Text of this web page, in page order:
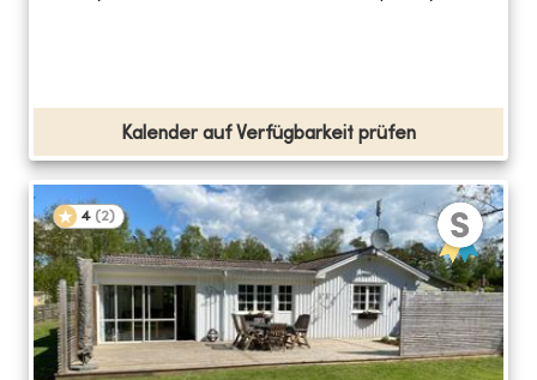
Kalender auf Verfügbarkeit prüfen
4 (2)